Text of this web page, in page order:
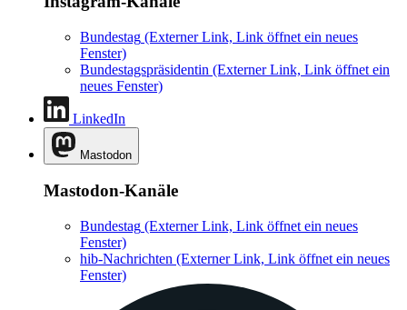
Bundestag (Externer Link, Link öffnet ein neues
Fenster)
Bundestagspräsidentin (Externer Link, Link öffnet ein
neues Fenster)
LinkedIn
Mastodon
Mastodon-Kanäle
Bundestag (Externer Link, Link öffnet ein neues
Fenster)
hib-Nachrichten (Externer Link, Link öffnet ein neues
Fenster)